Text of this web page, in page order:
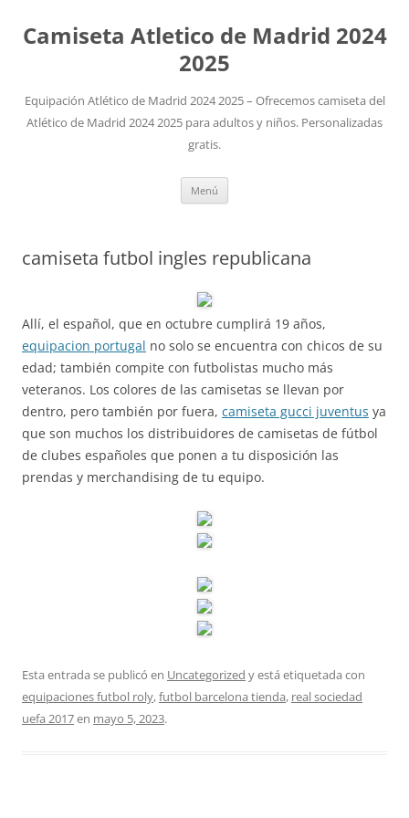
Camiseta Atletico de Madrid 2024
2025
Equipación Atlético de Madrid 2024 2025 – Ofrecemos camiseta del
Atlético de Madrid 2024 2025 para adultos y niños. Personalizadas
gratis.
Menú
camiseta futbol ingles republicana
Allí, el español, que en octubre cumplirá 19 años,
equipacion portugal no solo se encuentra con chicos de su
edad; también compite con futbolistas mucho más
veteranos. Los colores de las camisetas se llevan por
dentro, pero también por fuera, camiseta gucci juventus ya
que son muchos los distribuidores de camisetas de fútbol
de clubes españoles que ponen a tu disposición las
prendas y merchandising de tu equipo.
Esta entrada se publicó en Uncategorized y está etiquetada con
equipaciones futbol roly,futbol barcelona tienda, real sociedad
uefa 2017en mayo 5, 2023.